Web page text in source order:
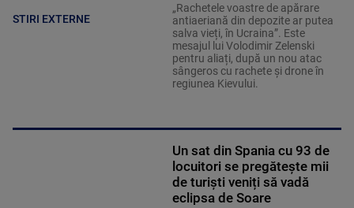
STIRI EXTERNE
„Rachetele voastre de apărare
antiaeriană din depozite ar putea
salva vieți, în Ucraina”. Este
mesajul lui Volodimir Zelenski
pentru aliați, după un nou atac
sângeros cu rachete și drone în
regiunea Kievului.
Un sat din Spania cu 93 de
locuitori se pregătește mii
de turiști veniți să vadă
eclipsa de Soare